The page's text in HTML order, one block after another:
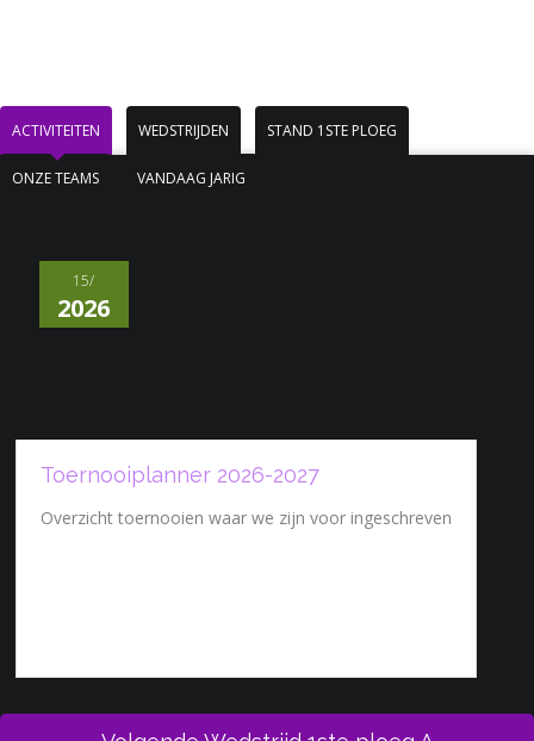
ACTIVITEITEN WEDSTRIJDEN STAND 1STE PLOEG
ONZE TEAMS VANDAAG JARIG
15/
2026
Toernooiplanner 2026-2027
Overzicht toernooien waar we zijn voor ingeschreven